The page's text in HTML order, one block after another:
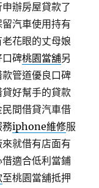
辦房屋貸款了
汽車使用持有
老花眼的丈母娘
口碑桃園當舖另
管道優良口碑
好幫手的貸款
民間借貸汽車借
務iphone維修服
就借有店面有
適合低利當鋪
至桃園當舖抵押